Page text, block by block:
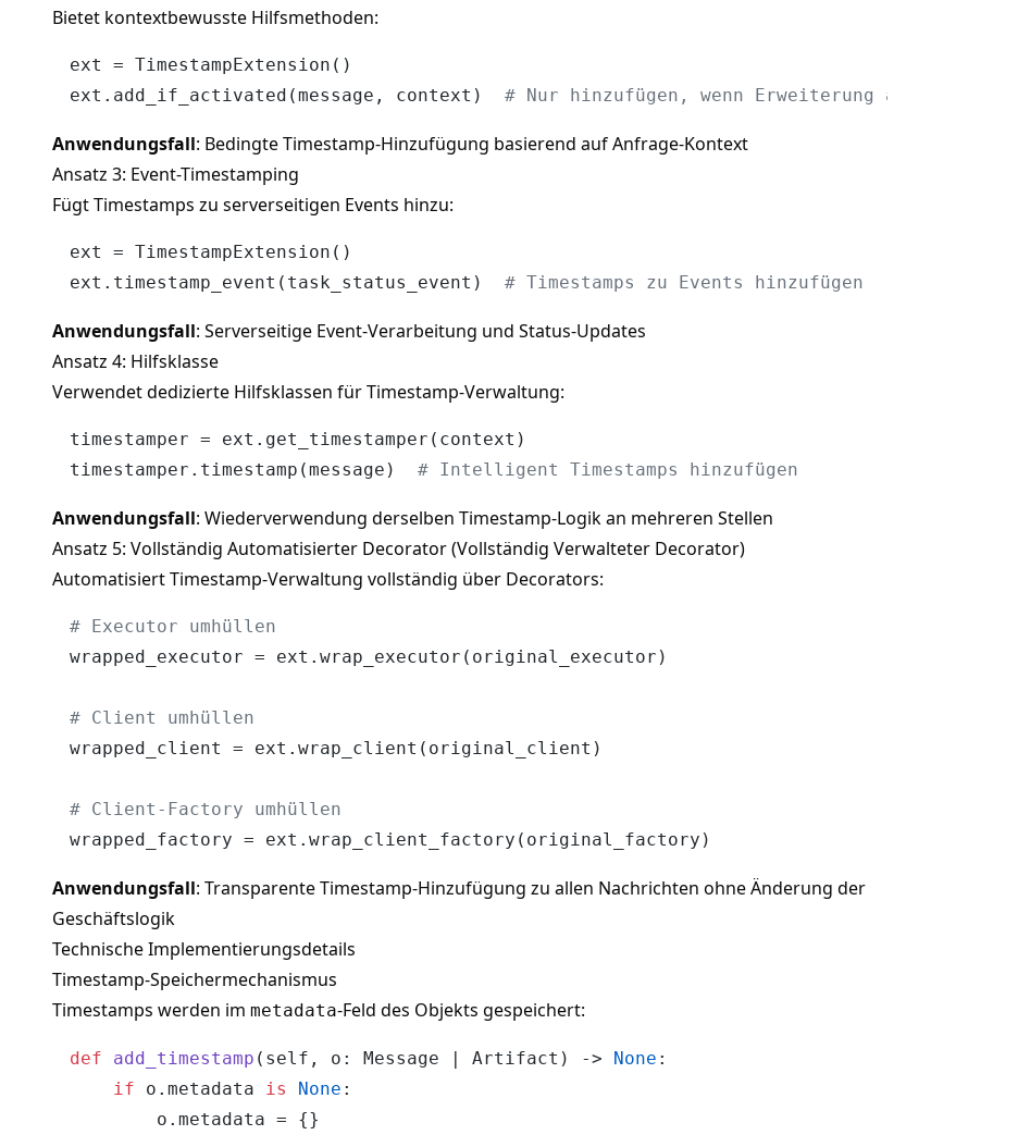
Bietet kontextbewusste Hilfsmethoden:
ext = TimestampExtension()
ext.add_if_activated(message, context) # Nur hinzufügen, wenn Erweiterung aktiviert ist
Anwendungsfall: Bedingte Timestamp-Hinzufügung basierend auf Anfrage-Kontext
Ansatz 3: Event-Timestamping
Fügt Timestamps zu serverseitigen Events hinzu:
ext = TimestampExtension()
ext.timestamp_event(task_status_event) # Timestamps zu Events hinzufügen
Anwendungsfall: Serverseitige Event-Verarbeitung und Status-Updates
Ansatz 4: Hilfsklasse
Verwendet dedizierte Hilfsklassen für Timestamp-Verwaltung:
timestamper = ext.get_timestamper(context)
timestamper.timestamp(message) # Intelligent Timestamps hinzufügen
Anwendungsfall: Wiederverwendung derselben Timestamp-Logik an mehreren Stellen
Ansatz 5: Vollständig Automatisierter Decorator (Vollständig Verwalteter Decorator)
Automatisiert Timestamp-Verwaltung vollständig über Decorators:
# Executor umhüllen
wrapped_executor = ext.wrap_executor(original_executor)
# Client umhüllen
wrapped_client = ext.wrap_client(original_client)
# Client-Factory umhüllen
Anwendungsfall: Transparente Timestamp-Hinzufügung zu allen Nachrichten ohne Änderung der
Geschäftslogik
Technische Implementierungsdetails
Timestamp-Speichermechanismus
Timestamps werden im metadata-Feld des Objekts gespeichert:
def add_timestamp ( self, o: Message | Artifact ) -> None :
if o.metadata is None :
        o.metadata = {}